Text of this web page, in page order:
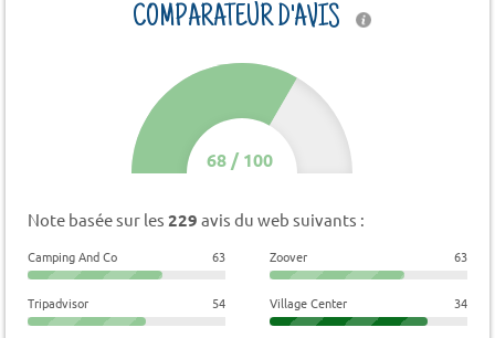
COMPARATEUR D'AVIS
68/100
Note basée sur les 229 avis du web suivants :
Camping And Co 63 Zoover 63
Tripadvisor 54 Village Center 34